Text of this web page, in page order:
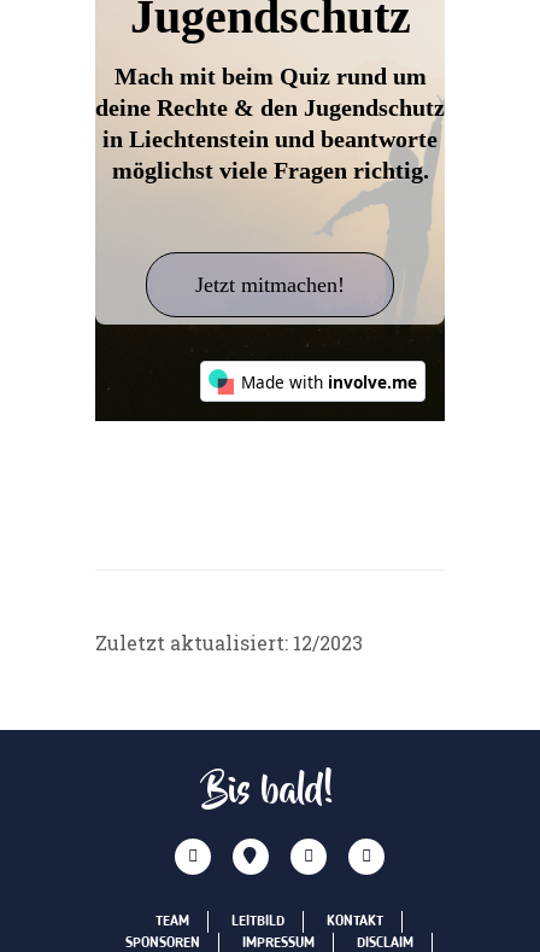
Zuletzt aktualisiert: 12/2023
Bis bald!
TEAM LEITBILD
KONTAKT
SPONSOREN
IMPRESSUM DISCLAIM